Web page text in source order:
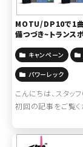
MOTU/DP10で1曲
備つづき~トランス
キャンペーン
パワーレック
こんにちは、スタッ
初回の記事をご覧
「読み込み」につ